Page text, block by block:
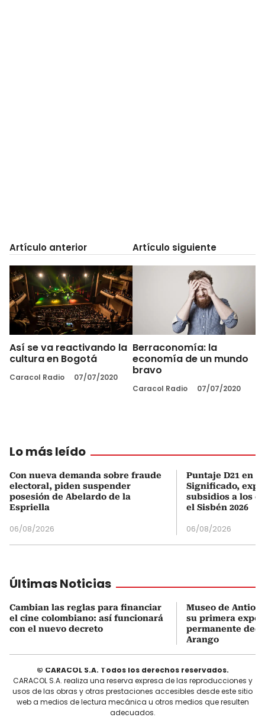
Artículo anterior
Así se va reactivando la
cultura en Bogotá
Caracol Radio 07/07/2020
Artículo siguiente
Berraconomía: la
economía de un mundo
bravo
Caracol Radio 07/07/2020
Lo más leído
Con nueva demanda sobre fraude
electoral, piden suspender
posesión de Abelardo de la
Espriella
06/08/2026
Puntaje D21 en
Significado,
subsidios a los
el Sisbén 2026
06/08/2026
Últimas Noticias
Cambian las reglas para financiar
el cine colombiano: así funcionará
con el nuevo decreto
Museo de
su primera
permanente
Arango
© CARACOL S.A. Todos los derechos reservados.
CARACOL S.A. realiza una reserva expresa de las reproducciones y
usos de las obras y otras prestaciones accesibles desde este sitio
web a medios de lectura mecánica u otros medios que resulten
adecuados.